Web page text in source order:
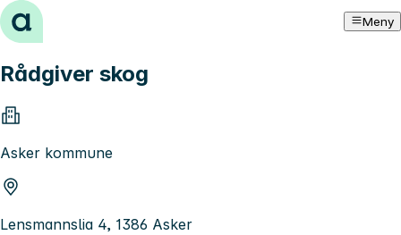
Hopp til innhold Meny
Rådgiver skog
Asker kommune
Lensmannslia 4, 1386 Asker